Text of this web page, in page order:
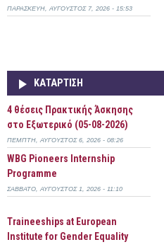
ΠΑΡΑΣΚΕΥΉ, ΑΎΓΟΥΣΤΟΣ 7, 2026 - 15:53
ΚΑΤΆΡΤΙΣΗ
4 θέσεις Πρακτικής Άσκησης
στο Εξωτερικό (05-08-2026)
ΠΈΜΠΤΗ, ΑΎΓΟΥΣΤΟΣ 6, 2026 - 08:26
WBG Pioneers Internship
Programme
ΣΆΒΒΑΤΟ, ΑΎΓΟΥΣΤΟΣ 1, 2026 - 11:10
Τraineeships at European
Institute for Gender Equality